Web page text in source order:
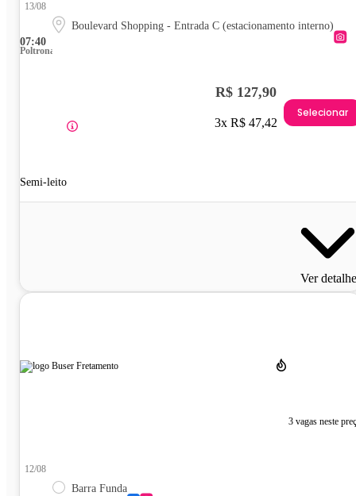
07:40
13/08
Boulevard Shopping - Entrada C (estacionamento interno)
Poltrona
Semi-leito
R$ 127,90
3x R$ 47,42
Selecionar
Ver
3 vagas neste
12/08
Barra Funda